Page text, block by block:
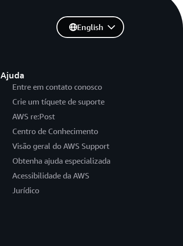
Ajuda
Entre em contato conosco
Crie um tíquete de suporte
AWS re:Post
Centro de Conhecimento
Visão geral do AWS Support
Obtenha ajuda especializada
Acessibilidade da AWS
Jurídico
English